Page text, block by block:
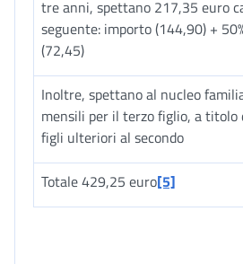
tre anni, spettano 217,35 euro
seguente: importo (144,90) +
(72,45)
Inoltre, spettano al nucleo
mensili per il terzo figlio, a titolo
figli ulteriori al secondo
Totale 429,25 euro[5]